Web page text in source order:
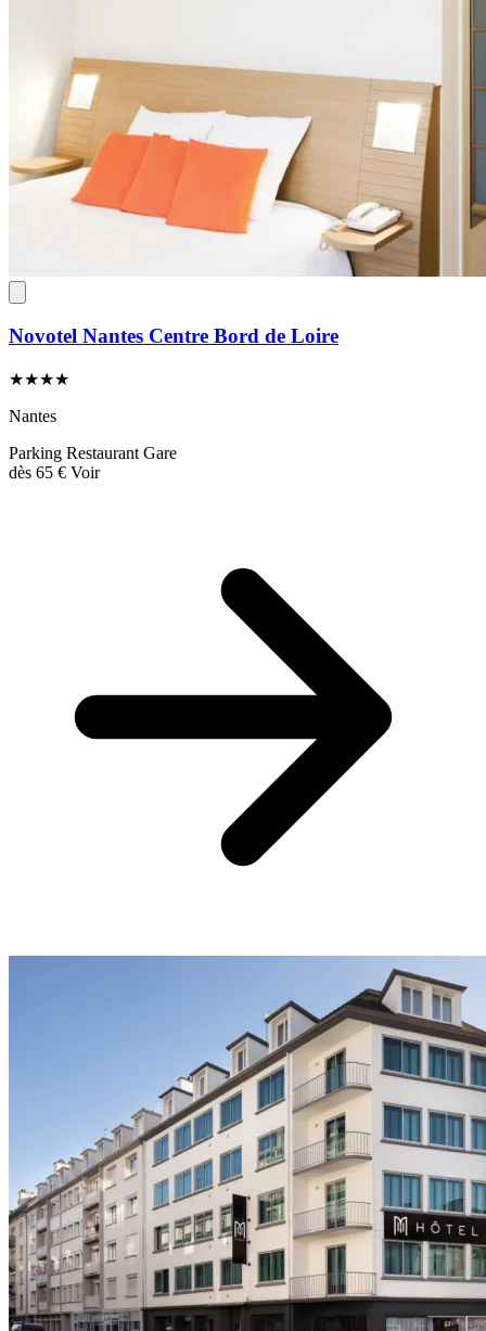
Novotel Nantes Centre Bord de Loire
★★★★
Nantes
Parking Restaurant Gare
dès 65 € Voir